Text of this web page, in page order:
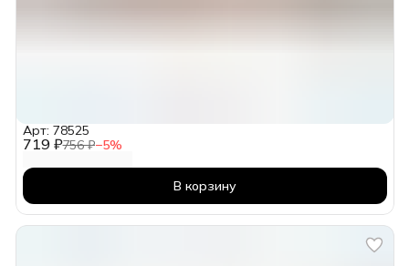
719 ₽756 ₽−5%
Арт: 78525
В корзину